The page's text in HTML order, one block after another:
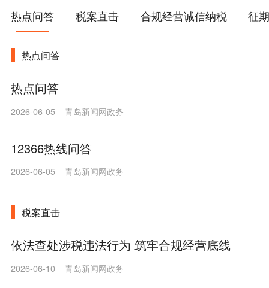
热点问答 税案直击 合规经营诚信纳税 征
热点问答
热点问答
2026-06-05 青岛新闻网政务
12366热线问答
2026-06-05 青岛新闻网政务
税案直击
依法查处涉税违法行为 筑牢合规经营底线
2026-06-10 青岛新闻网政务